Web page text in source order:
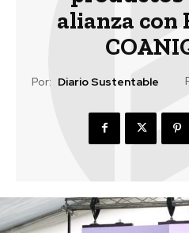
alianza con
Por: Diario Sustentable